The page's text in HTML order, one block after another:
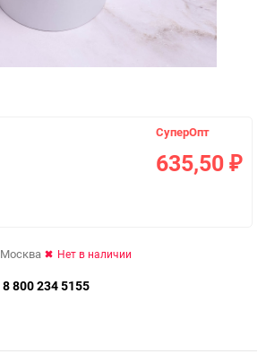
СуперОпт
635,50 ₽
Москва Нет в наличии
8 800 234 5155